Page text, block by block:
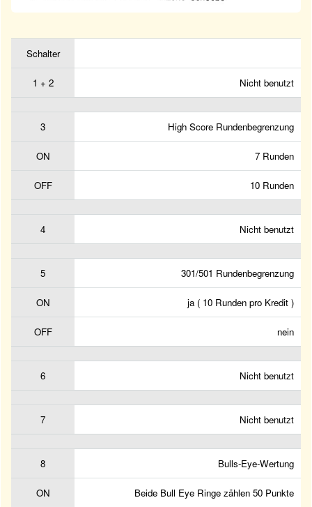
Schalter
1 + 2 Nicht benutzt
3 High Score Rundenbegrenzung
ON 7 Runden
OFF 10 Runden
4 Nicht benutzt
5 301/501 Rundenbegrenzung
ON ja ( 10 Runden pro Kredit )
OFF nein
6 Nicht benutzt
7 Nicht benutzt
8 Bulls-Eye-Wertung
ON Beide Bull Eye Ringe zählen 50 Punkte